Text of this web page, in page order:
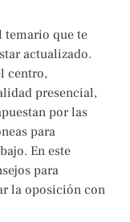
temario que te
actualizado.
centro,
presencial,
por las
para
En este
para
la oposición con